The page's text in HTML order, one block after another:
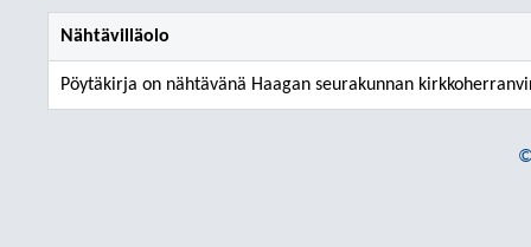
Nähtävilläolo
Pöytäkirja on nähtävänä Haagan seurakunnan